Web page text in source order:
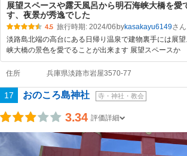
展望スペースや露天風呂から明石海峡大橋を愛
す、夜景が秀逸でした
4.5 旅行時期: 2024/06 bykasakayu6149
淡路島北端の高台にある日帰り温泉で建物裏手には展
峡大橋の景色を愛でることが出来ます 展望スペースか
住所 兵庫県淡路市岩屋3570-77
17 おのころ島神社 寺・神社・教会
3.34 評価詳細